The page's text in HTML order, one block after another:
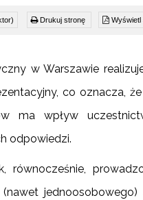
Drukuj stronę Wyświetl
w Warszawie
co oznacza,
ma wpływ
odpowiedzi.
równocześnie,